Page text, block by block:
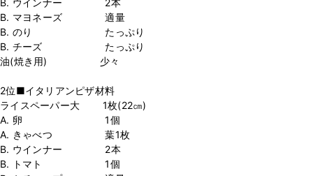
B. ウインナー 2本
B. マヨネーズ 適量
B. のり たっぷり
B. チーズ たっぷり
油(焼き用) 少々
2位■イタリアンピザ材料
ライスペーパー大 1枚(22㎝)
A. 卵 1個
A. きゃべつ 葉1枚
B. ウインナー 2本
B. トマト 1個